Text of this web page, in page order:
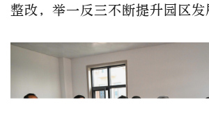
整改，举一反三不断提升园区发